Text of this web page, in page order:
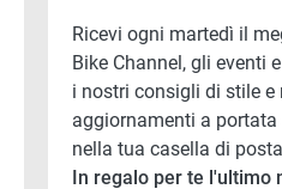
Ricevi ogni martedì il
Bike Channel, gli eventi
i nostri consigli di stile
aggiornamenti a
nella tua casella di
In regalo per te l'ultimo